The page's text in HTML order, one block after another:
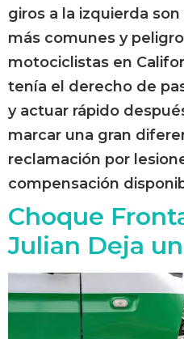
giros a la izquierda
más comunes y
motociclistas en
tenía el derecho de
y actuar rápido
marcar una gran
reclamación por
compensación
Choque
Julian Deja